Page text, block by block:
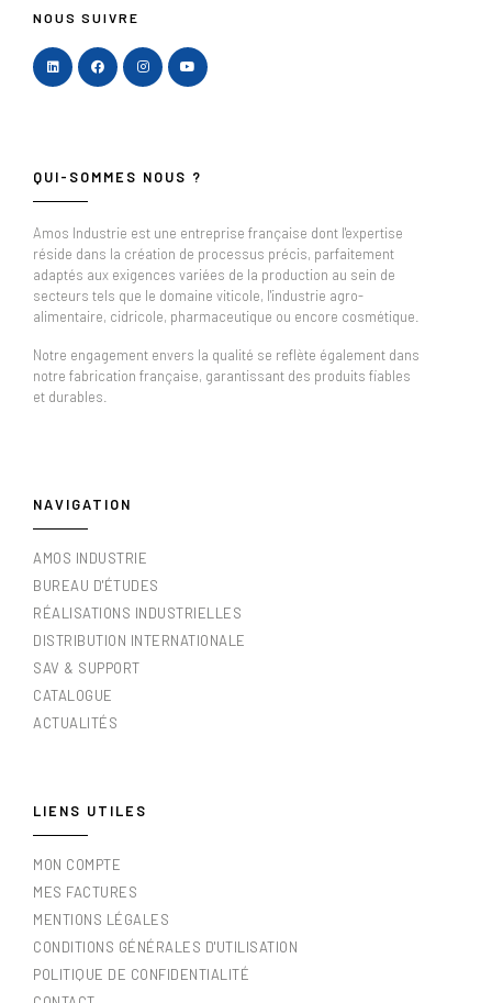
NOUS SUIVRE
QUI-SOMMES NOUS ?
Amos Industrie est une entreprise française dont l'expertise
réside dans la création de processus précis, parfaitement
adaptés aux exigences variées de la production au sein de
secteurs tels que le domaine viticole, l'industrie agro-
alimentaire, cidricole, pharmaceutique ou encore cosmétique.
Notre engagement envers la qualité se reflète également dans
notre fabrication française, garantissant des produits fiables
et durables.
NAVIGATION
AMOS INDUSTRIE
BUREAU D'ÉTUDES
RÉALISATIONS INDUSTRIELLES
DISTRIBUTION INTERNATIONALE
SAV & SUPPORT
CATALOGUE
ACTUALITÉS
LIENS UTILES
MON COMPTE
MES FACTURES
MENTIONS LÉGALES
CONDITIONS GÉNÉRALES D'UTILISATION
POLITIQUE DE CONFIDENTIALITÉ